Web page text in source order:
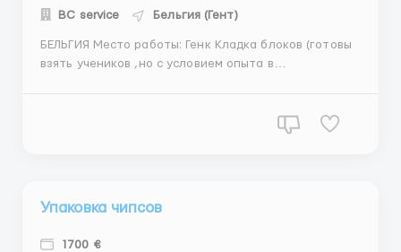
BC service Бельгия (Гент)
БЕЛЬГИЯ Место работы: Генк Кладка блоков (готовы
взять учеников ,но с условием опыта в
в неделю Проживание: 250 евро в месяц Требования:
Упаковка чипсов
1700 €